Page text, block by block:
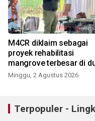
M4CR diklaim sebagai
proyek rehabilitasi
mangrove terbesar di
Minggu, 2 Agustus 2026
Terpopuler -